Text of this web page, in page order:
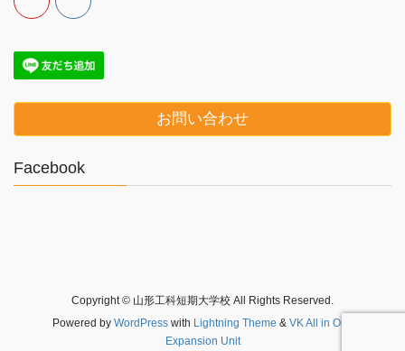
お問い合わせ
Facebook
Copyright © 山形工科短期大学校 All Rights Reserved.
Powered by WordPresswith Lightning Theme & VK All in One
Expansion Unit